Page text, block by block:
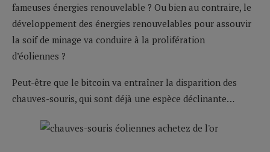
fameuses énergies renouvelable ? Ou bien au contraire, le
développement des énergies renouvelables pour assouvir
la soif de minage va conduire à la prolifération
d’éoliennes ?
Peut-être que le bitcoin va entraîner la disparition des
chauves-souris, qui sont déjà une espèce déclinante…